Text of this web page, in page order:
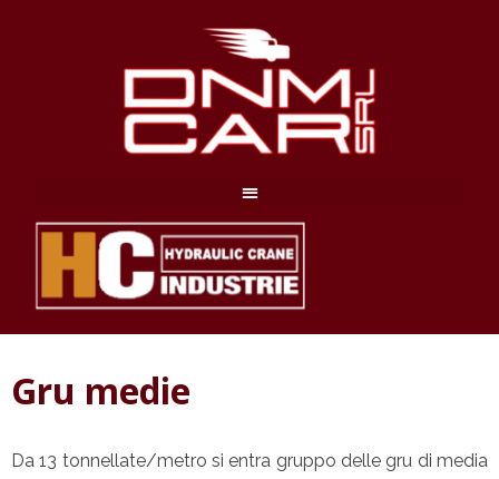
Gru medie
Da 13 tonnellate/metro si entra gruppo delle gru di media